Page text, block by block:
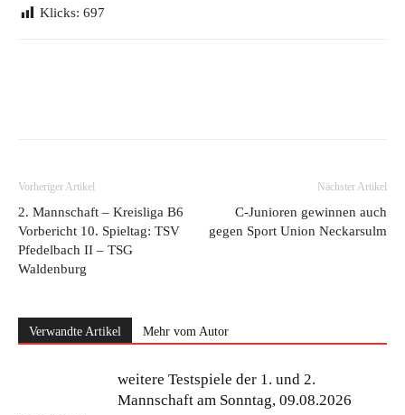
Klicks: 697
Vorheriger Artikel
2. Mannschaft – Kreisliga B6
Vorbericht 10. Spieltag: TSV
Pfedelbach II – TSG
Waldenburg
Nächster Artikel
C-Junioren gewinnen auch
gegen Sport Union Neckarsulm
Verwandte Artikel Mehr vom Autor
weitere Testspiele der 1. und 2.
Mannschaft am Sonntag, 09.08.2026